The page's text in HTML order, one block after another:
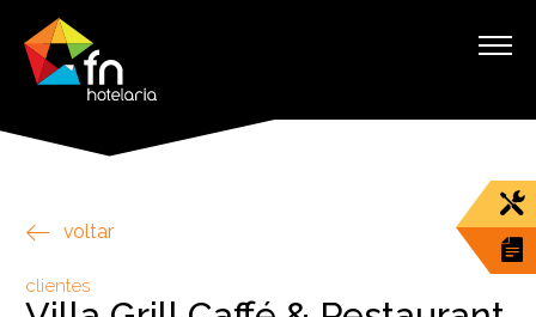
voltar
clientes